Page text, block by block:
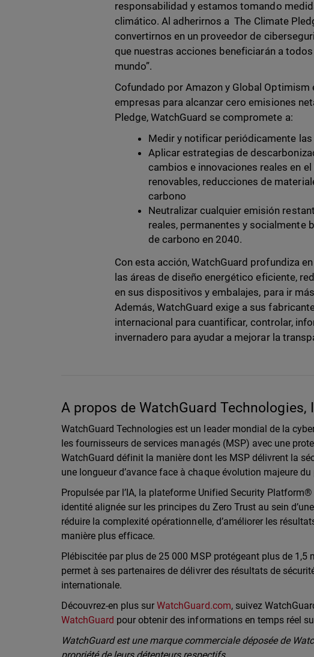
responsabilidad y estamos tomando
climático. Al adherirnos a The Climate
convertirnos en un proveedor de
que nuestras acciones beneficiarán a
mundo”.
Cofundado por Amazon y Global
empresas para alcanzar cero emisiones
Pledge, WatchGuard se compromete a:
Medir y notificar periódicamente
Aplicar estrategias de
cambios e innovaciones reales en
renovables, reducciones de
carbono
Neutralizar cualquier emisión
reales, permanentes y socialmente
de carbono en 2040.
Con esta acción, WatchGuard profundiza
las áreas de diseño energético eficiente,
en sus dispositivos y embalajes, para ir
Además, WatchGuard exige a sus
internacional para cuantificar, controlar,
invernadero para ayudar a mejorar la
A propos de WatchGuard Technologies,
WatchGuard Technologies est un leader mondial de la
les fournisseurs de services managés (MSP) avec une
WatchGuard définit la manière dont les MSP délivrent la
une longueur d’avance face à chaque évolution majeure
Propulsée par l’IA, la plateforme Unified Security
identité alignée sur les principes du Zero Trust au sein
réduire la complexité opérationnelle, d’améliorer les
manière plus efficace.
Plébiscitée par plus de 25 000 MSP protégeant plus de
permet à ses partenaires de délivrer des résultats de
internationale.
Découvrez-en plus surWatchGuard.com, suivez
WatchGuard pour obtenir des informations en temps réel
WatchGuard est une marque commerciale déposée de